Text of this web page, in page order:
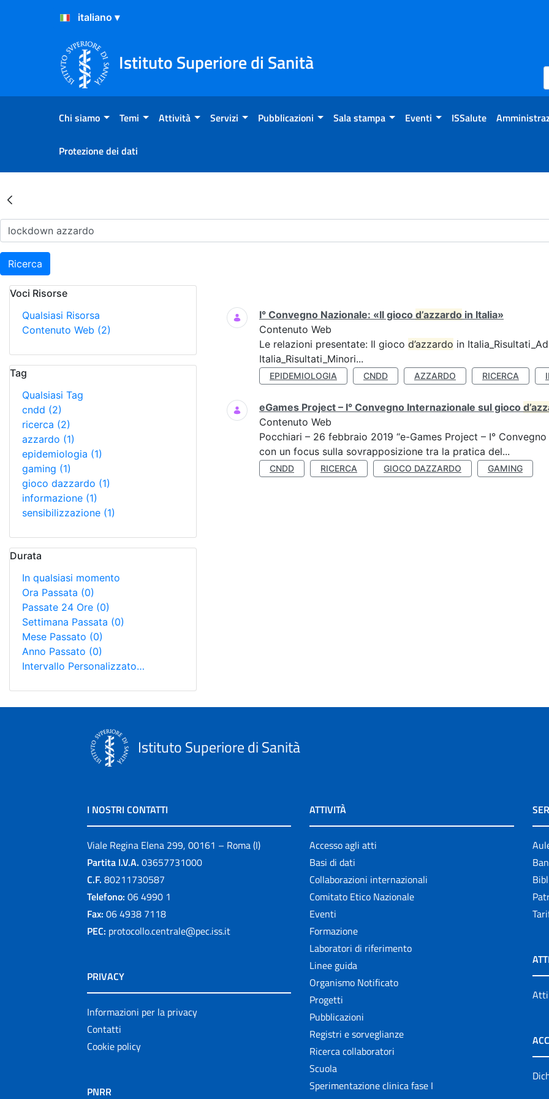
Salta al Contenuto
Salta al Footer
Istituto Superiore di Sanità
Chi siamo Temi Attività Servizi Pubblicazioni Sala stampa Eventi ISSalute
Protezione dei dati
Risultati della Ricerca - Archivio
Ricerca
Voci Risorse
Qualsiasi Risorsa
Contenuto Web (2)
Tag
Qualsiasi Tag
cndd (2)
ricerca (2)
azzardo (1)
epidemiologia (1)
gaming (1)
gioco dazzardo (1)
informazione (1)
sensibilizzazione (1)
Durata
In qualsiasi momento
Ora Passata (0)
Passate 24 Ore (0)
Settimana Passata (0)
Mese Passato (0)
Anno Passato (0)
Intervallo Personalizzato…
Ricerca
I° Convegno Nazionale: «Il gioco d’azzardo in Italia»
Contenuto Web
Le relazioni presentate: Il gioco d’azzardo in
Italia_Risultati_Minori...
EPIDEMIOLOGIA CNDD AZZARDO RICERCA
eGames Project – I° Convegno Internazionale sul gioco
Contenuto Web
Pocchiari – 26 febbraio 2019 “e-Games Project – I°
con un focus sulla sovrapposizione tra la pratica del...
CNDD RICERCA GIOCO DAZZARDO GAMING
Istituto Superiore di Sanità
I NOSTRI CONTATTI
Viale Regina Elena 299, 00161 – Roma (I)
Partita I.V.A. 03657731000
C.F. 80211730587
Telefono: 06 4990 1
Fax: 06 4938 7118
PEC: protocollo.centrale@pec.iss.it
PRIVACY
Informazioni per la privacy
Contatti
Cookie policy
PNRR
ATTIVITÀ
Accesso agli atti
Basi di dati
Collaborazioni internazionali
Comitato Etico Nazionale
Eventi
Formazione
Laboratori di riferimento
Linee guida
Organismo Notificato
Progetti
Pubblicazioni
Registri e sorveglianze
Ricerca collaboratori
Scuola
Sperimentazione clinica fase I
Atti